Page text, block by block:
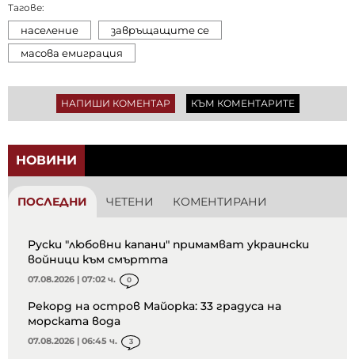
Тагове:
население
завръщащите се
масова емиграция
НАПИШИ КОМЕНТАР КЪМ КОМЕНТАРИТЕ
НОВИНИ
ПОСЛЕДНИ ЧЕТЕНИ КОМЕНТИРАНИ
Руски "любовни капани" примамват украински
войници към смъртта
07.08.2026 | 07:02 ч. 0
Рекорд на остров Майорка: 33 градуса на
морската вода
07.08.2026 | 06:45 ч. 3